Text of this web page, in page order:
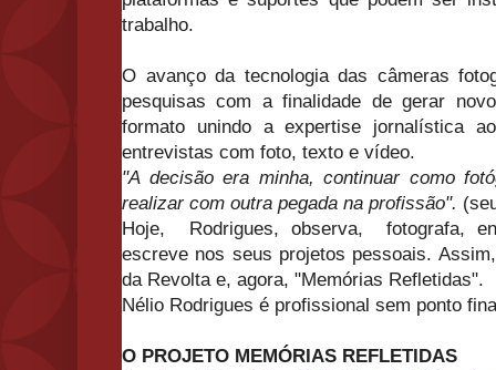
trabalho.
O avanço da tecnologia das câmeras
pesquisas com a finalidade de gerar
formato unindo a expertise jornalística
entrevistas com foto, texto e vídeo.
"A decisão era minha, continuar como
realizar com outra pegada na profissão".
Hoje, Rodrigues, observa, fotografa,
escreve nos seus projetos pessoais.
da Revolta e, agora, "Memórias Refletidas".
Nélio Rodrigues é profissional sem ponto
O PROJETO MEMÓRIAS REFLETIDAS